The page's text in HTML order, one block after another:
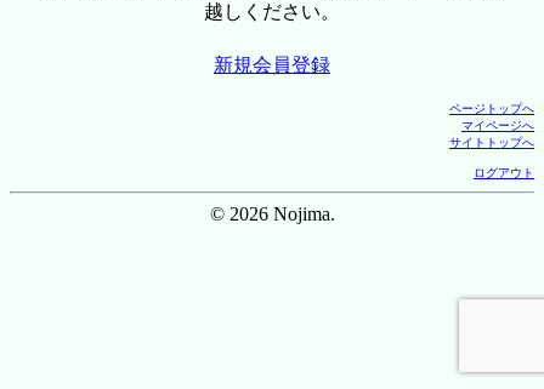
越しください。
新規会員登録
ページトップへ
マイページへ
サイトトップへ
ログアウト
© 2026 Nojima.